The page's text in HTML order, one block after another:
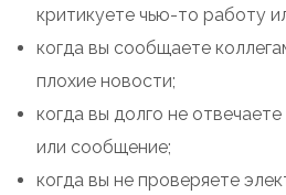
критикуете чью-то работу
когда вы сообщаете
плохие новости;
когда вы долго не
или сообщение;
когда вы не проверяете